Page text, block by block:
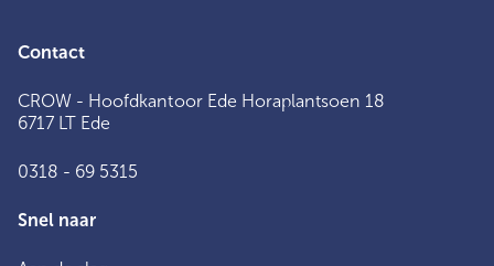
Contact
CROW - Hoofdkantoor Ede Horaplantsoen 18
6717 LT Ede
0318 - 69 5315
Snel naar